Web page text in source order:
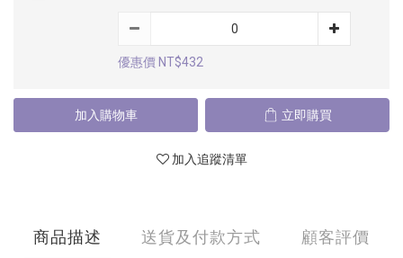
優惠價 NT$432
加入購物車 立即購買
加入追蹤清單
商品描述 送貨及付款方式 顧客評價